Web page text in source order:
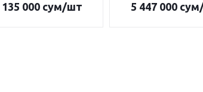
135 000 сум/шт 5 447 000 сум